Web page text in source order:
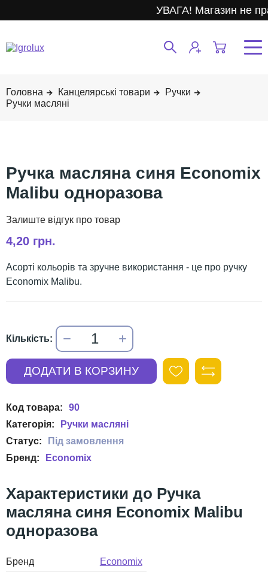
УВАГА! Магазин не
Канцелярські товари
Ручки
Ручки масляні
Ручка масляна синя Economix
Malibu одноразова
4,20 грн.
Асорті кольорів та зручне використання - це про ручку
Economix Malibu.
90
Ручки масляні
Economix
Ручка
масляна синя Economix Malibu
одноразова
Бренд
Economix